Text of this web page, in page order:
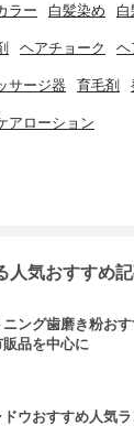
ラー 白髪染め 白
ヘアチョーク ヘ
サージ器 育毛剤
アローション
人気おすすめ
ング歯磨き粉お
品を中心に
ドウおすすめ人気